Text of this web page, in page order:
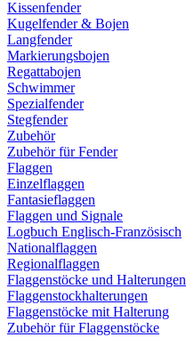
Kissenfender
Kugelfender & Bojen
Langfender
Markierungsbojen
Regattabojen
Schwimmer
Spezialfender
Stegfender
Zubehör
Zubehör für Fender
Flaggen
Einzelflaggen
Fantasieflaggen
Flaggen und Signale
Logbuch Englisch-Französisch
Nationalflaggen
Regionalflaggen
Flaggenstöcke und Halterungen
Flaggenstockhalterungen
Flaggenstöcke mit Halterung
Zubehör für Flaggenstöcke